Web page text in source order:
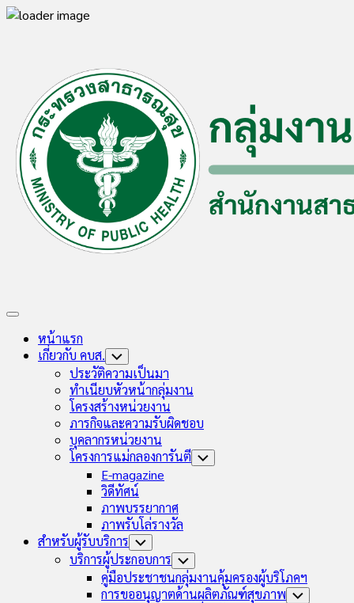
Expand
หน้าแรก
เกี่ยวกับ คบส. Toggle
Child
Menu
ประวัติความเป็นมา
ทำเนียบหัวหน้ากลุ่มงาน
โครงสร้างหน่วยงาน
ภารกิจและความรับผิดชอบ
บุคลากรหน่วยงาน
โครงการแม่กลองการันตี Toggle
E-magazine
วิดีทัศน์
ภาพบรรยากาศ
ภาพรับโล่รางวัล
สำหรับผู้รับบริการ Toggle
Child
Menu
บริการผู้ประกอบการ Toggle
Child
Menu
คู่มือประชาชนกลุ่มงานคุ้มครองผู้บริโภคฯ
การขออนุญาตด้านผลิตภัณฑ์สุขภาพ Toggle